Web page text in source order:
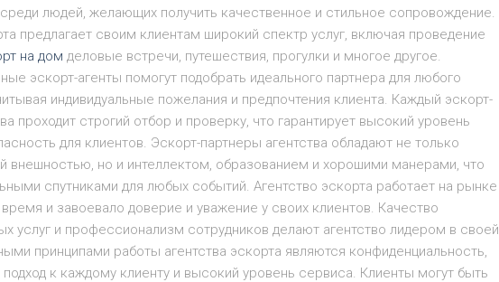
людей, желающих получить качественное и стильное сопровождение.
предлагает своим клиентам широкий спектр услуг, включая проведение
на дом деловые встречи, путешествия, прогулки и многое другое.
эскорт-агенты помогут подобрать идеального партнера для любого
индивидуальные пожелания и предпочтения клиента. Каждый эскорт-
проходит строгий отбор и проверку, что гарантирует высокий уровень
для клиентов. Эскорт-партнеры агентства обладают не только
внешностью, но и интеллектом, образованием и хорошими манерами, что
спутниками для любых событий. Агентство эскорта работает на рынке
и завоевало доверие и уважение у своих клиентов. Качество
услуг и профессионализм сотрудников делают агентство лидером в своей
принципами работы агентства эскорта являются конфиденциальность,
подход к каждому клиенту и высокий уровень сервиса. Клиенты могут быть